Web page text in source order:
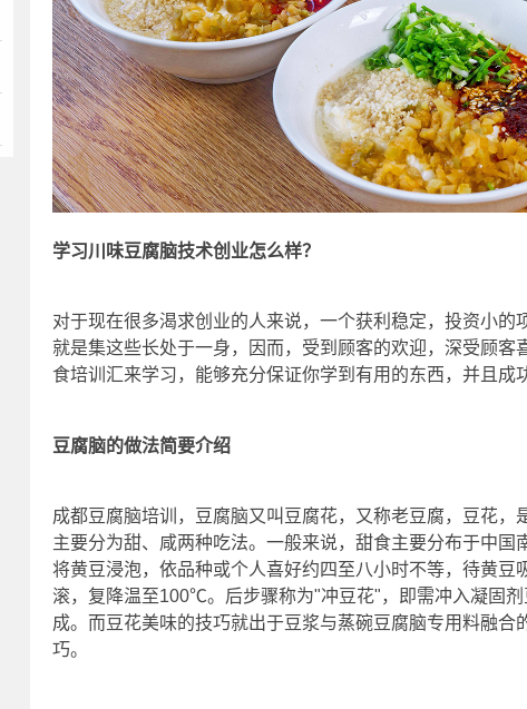
学习川味豆腐脑技术创业怎么样？
对于现在很多渴求创业的人来说，一个获利稳定，投资小的
就是集这些长处于一身，因而，受到顾客的欢迎，深受顾客
食培训汇来学习，能够充分保证你学到有用的东西，并且成
豆腐脑的做法简要介绍
成都豆腐脑培训，豆腐脑又叫豆腐花，又称老豆腐，豆花，
主要分为甜、咸两种吃法。一般来说，甜食主要分布于中国
将黄豆浸泡，依品种或个人喜好约四至八小时不等，待黄豆
滚，复降温至100℃。后步骤称为"冲豆花"，即需冲入凝固
成。而豆花美味的技巧就出于豆浆与蒸碗豆腐脑专用料融合
巧。